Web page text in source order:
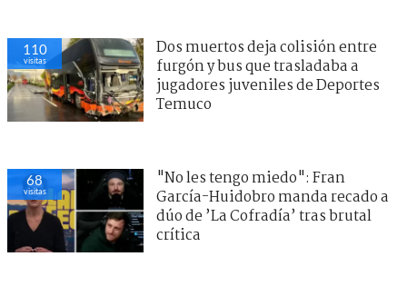
110
visitas
Dos muertos deja colisión entre
furgón y bus que trasladaba a
jugadores juveniles de Deportes
Temuco
68
visitas
"No les tengo miedo": Fran
García-Huidobro manda recado a
dúo de ’La Cofradía’ tras brutal
crítica